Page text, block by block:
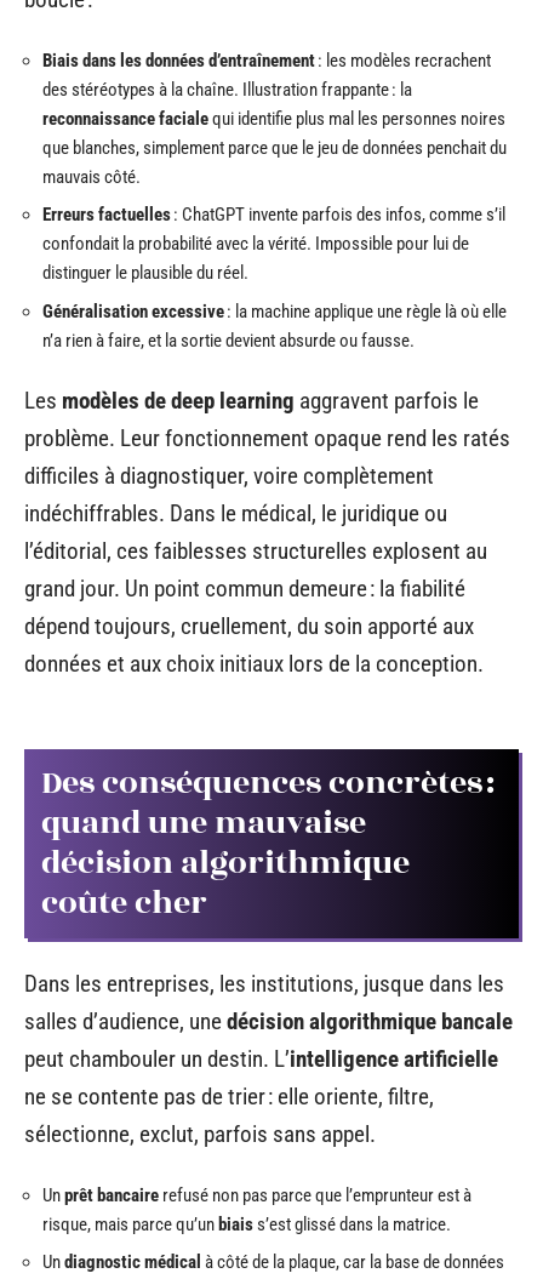
Biais dans les données d’entraînement: les modèles recrachent
des stéréotypes à la chaîne. Illustration frappante : la
reconnaissance facialequi identifie plus mal les personnes noires
que blanches, simplement parce que le jeu de données penchait du
mauvais côté.
Erreurs factuelles: ChatGPT invente parfois des infos, comme s’il
confondait la probabilité avec la vérité. Impossible pour lui de
distinguer le plausible du réel.
Généralisation excessive: la machine applique une règle là où elle
n’a rien à faire, et la sortie devient absurde ou fausse.
Les modèles de deep learning aggravent parfois le
problème. Leur fonctionnement opaque rend les ratés
difficiles à diagnostiquer, voire complètement
indéchiffrables. Dans le médical, le juridique ou
l’éditorial, ces faiblesses structurelles explosent au
grand jour. Un point commun demeure : la fiabilité
dépend toujours, cruellement, du soin apporté aux
données et aux choix initiaux lors de la conception.
Des conséquences concrètes :
quand une mauvaise
décision algorithmique
coûte cher
Dans les entreprises, les institutions, jusque dans les
salles d’audience, unedécision algorithmique bancale
peut chambouler un destin. L’intelligence artificielle
ne se contente pas de trier : elle oriente, filtre,
sélectionne, exclut, parfois sans appel.
Unprêt bancaire refusé non pas parce que l’emprunteur est à
risque, mais parce qu’un biaiss’est glissé dans la matrice.
Undiagnostic médical à côté de la plaque, car la base de données